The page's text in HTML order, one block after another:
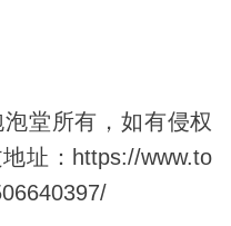
堂所有，如有侵权
址：https://www.to